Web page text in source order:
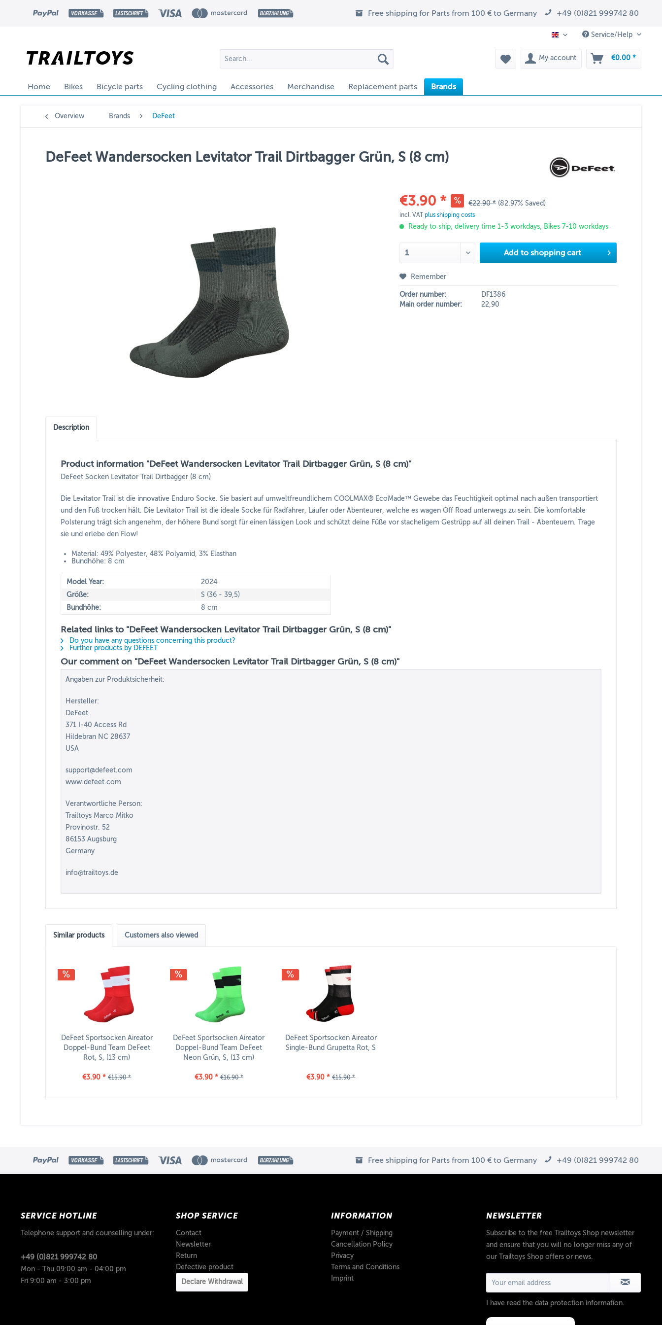
Free shipping for Parts from 100 € to Germany +49 (0)821 999742 80
EN Service/Help
My account €0.00 *
Home Bikes Bicycle parts Cycling clothing Accessories Merchandise Replacement parts Brands
Overview Brands DeFeet
DeFeet Wandersocken Levitator Trail Dirtbagger Grün, S (8 cm)
€3.90 * €22.90 * (82.97% Saved)
incl. VAT plus shipping costs
Ready to ship, delivery time 1-3 workdays, Bikes 7-10 workdays
Add to shopping cart
Remember
Order number:
DF1386
Main order number:
22,90
Description
Product information "DeFeet Wandersocken Levitator Trail Dirtbagger Grün, S (8 cm)"
DeFeet Socken Levitator Trail Dirtbagger (8 cm)
Die Levitator Trail ist die innovative Enduro Socke. Sie basiert auf umweltfreundlichem COOLMAX® EcoMade™ Gewebe das Feuchtigkeit optimal nach außen transportiert
und den Fuß trocken hält. Die Levitator Trail ist die ideale Socke für Radfahrer, Läufer oder Abenteurer, welche es wagen Off Road unterwegs zu sein. Die komfortable
Polsterung trägt sich angenehm, der höhere Bund sorgt für einen lässigen Look und schützt deine Füße vor stacheligem Gestrüpp auf all deinen Trail - Abenteuern. Trage
sie und erlebe den Flow!
Material: 49% Polyester, 48% Polyamid, 3% Elasthan
Bundhöhe: 8 cm
Model Year:
2024
Größe:
S (36 - 39,5)
Bundhöhe:
8 cm
Related links to "DeFeet Wandersocken Levitator Trail Dirtbagger Grün, S (8 cm)"
Do you have any questions concerning this product?
Further products by DEFEET
Our comment on "DeFeet Wandersocken Levitator Trail Dirtbagger Grün, S (8 cm)"
Angaben zur Produktsicherheit:
Hersteller:
DeFeet
371 I-40 Access Rd
Hildebran NC 28637
USA
support@defeet.com
www.defeet.com
Verantwortliche Person:
Trailtoys Marco Mitko
Provinostr. 52
86153 Augsburg
Germany
info@trailtoys.de
Similar products Customers also viewed
DeFeet Sportsocken Aireator
Doppel-Bund Team DeFeet
Rot, S, (13 cm)
€3.90 * €15.90 *
DeFeet Sportsocken Aireator
Doppel-Bund Team DeFeet
Neon Grün, S, (13 cm)
€3.90 * €16.90 *
DeFeet Sportsocken Aireator
Single-Bund Grupetta Rot, S
€3.90 * €15.90 *
Free shipping for Parts from 100 € to Germany +49 (0)821 999742 80
SERVICE HOTLINE
Telephone support and counselling under:
+49 (0)821 999742 80
Mon - Thu 09:00 am - 04:00 pm
Fri 9:00 am - 3:00 pm
SHOP SERVICE
Contact
Newsletter
Return
Defective product
Declare Withdrawal
INFORMATION
Payment / Shipping
Cancellation Policy
Privacy
Terms and Conditions
Imprint
NEWSLETTER
Subscribe to the free Trailtoys Shop newsletter
and ensure that you will no longer miss any of
our Trailtoys Shop offers or news.
I have read the data protection information.